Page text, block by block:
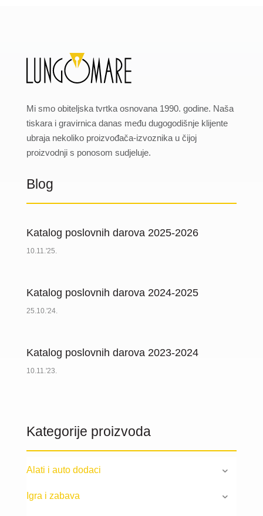
Mi smo obiteljska tvrtka osnovana 1990. godine. Naša
tiskara i gravirnica danas među dugogodišnje klijente
ubraja nekoliko proizvođača-izvoznika u čijoj
proizvodnji s ponosom sudjeluje.
Blog
Katalog poslovnih darova 2025-2026
10.11.'25.
Katalog poslovnih darova 2024-2025
25.10.'24.
Katalog poslovnih darova 2023-2024
10.11.'23.
Kategorije proizvoda
Alati i auto dodaci
Igra i zabava